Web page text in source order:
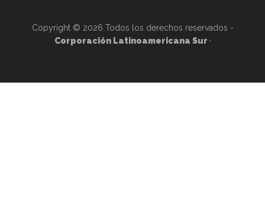
Copyright © 2026 Todos los derechos reservados -
Corporación Latinoamericana Sur ·